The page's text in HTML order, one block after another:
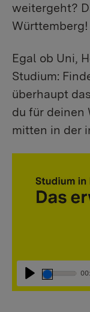
weitergeht?
Württemberg!
Egal ob Uni,
Studium:
überhaupt
du für deinen
mitten in der
Abspielen